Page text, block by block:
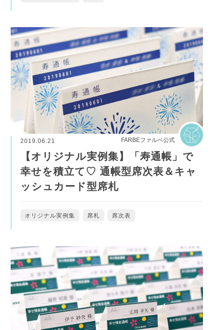
FARBEファルベ公式
2019.06.21
【オリジナル実例集】「寿通帳」で
幸せを積立て♡ 通帳型席次表＆キャ
ッシュカード型席札
オリジナル実例集 席札 席次表